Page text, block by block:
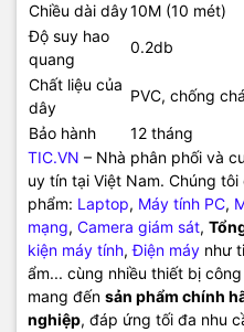
Chiều dài dây10M (10 mét)
Độ suy hao
quang
0.2db
Chất liệu của
dây
PVC, chống
Bảo hành
12 tháng
TIC.VN – Nhà phân phối và
uy tín tại Việt Nam. Chúng
phẩm: Laptop, Máy tính PC,
mạng, Camera giám sát,
kiện máy tính,Điện máy như
ẩm... cùng nhiều thiết bị
mang đến sản phẩm chính
nghiệp, đáp ứng tối đa nhu